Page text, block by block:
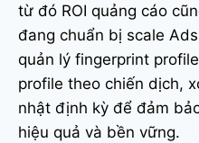
từ đó ROI quảng cáo
đang chuẩn bị scale
quản lý fingerprint
profile theo chiến dịch,
nhật định kỳ để đảm
hiệu quả và bền vững.